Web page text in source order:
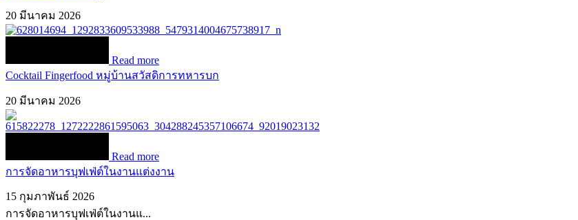
20 มีนาคม 2026
Read more
Cocktail Fingerfood หมู่บ้านสวัสดิการทหารบก
20 มีนาคม 2026
Read more
การจัดอาหารบุฟเฟ่ต์ในงานแต่งงาน
15 กุมภาพันธ์ 2026
การจัดอาหารบุฟเฟ่ต์ในงานแ...